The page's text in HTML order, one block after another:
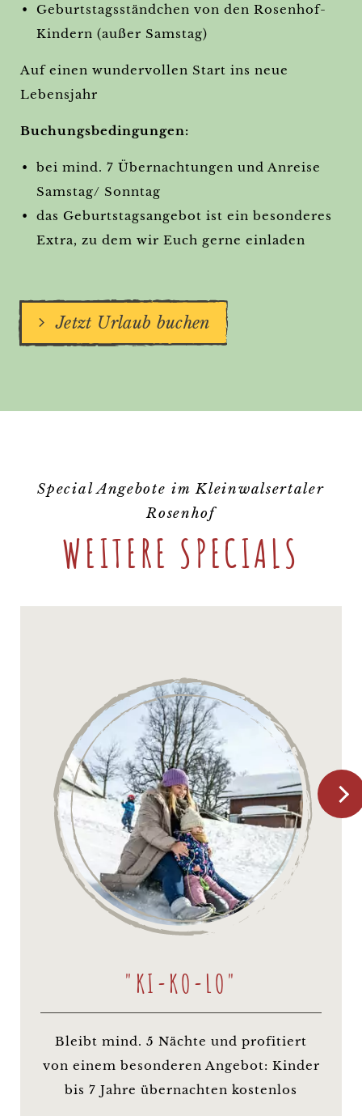
Geburtstagsständchen von den Rosenhof-
Kindern (außer Samstag)
Auf einen wundervollen Start ins neue
Lebensjahr
Buchungsbedingungen:
bei mind. 7 Übernachtungen und Anreise
Samstag/ Sonntag
das Geburtstagsangebot ist ein besonderes
Extra, zu dem wir Euch gerne einladen
Jetzt Urlaub buchen
Special Angebote im Kleinwalsertaler
Rosenhof
WEITERE SPECIALS
"KI-KO-LO"
Bleibt mind. 5 Nächte und profitiert
von einem besonderen Angebot: Kinder
bis 7 Jahre übernachten kostenlos